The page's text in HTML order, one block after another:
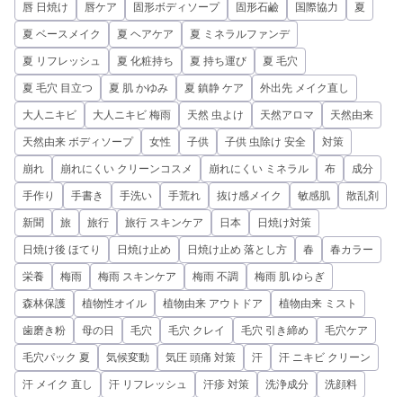
唇 日焼け 唇ケア 固形ボディソープ 固形石鹼 国際協力 夏
夏 ベースメイク 夏 ヘアケア 夏 ミネラルファンデ
夏 リフレッシュ 夏 化粧持ち 夏 持ち運び 夏 毛穴
夏 毛穴 目立つ 夏 肌 かゆみ 夏 鎮静 ケア 外出先 メイク直し
大人ニキビ 大人ニキビ 梅雨 天然 虫よけ 天然アロマ 天然由来
天然由来 ボディソープ 女性 子供 子供 虫除け 安全 対策
崩れ 崩れにくい クリーンコスメ 崩れにくい ミネラル 布 成分
手作り 手書き 手洗い 手荒れ 抜け感メイク 敏感肌 散乱剤
新聞 旅 旅行 旅行 スキンケア 日本 日焼け対策
日焼け後 ほてり 日焼け止め 日焼け止め 落とし方 春 春カラー
栄養 梅雨 梅雨 スキンケア 梅雨 不調 梅雨 肌 ゆらぎ
森林保護 植物性オイル 植物由来 アウトドア 植物由来 ミスト
歯磨き粉 母の日 毛穴 毛穴 クレイ 毛穴 引き締め 毛穴ケア
毛穴パック 夏 気候変動 気圧 頭痛 対策 汗 汗 ニキビ クリーン
汗 メイク 直し 汗 リフレッシュ 汗疹 対策 洗浄成分 洗顔料